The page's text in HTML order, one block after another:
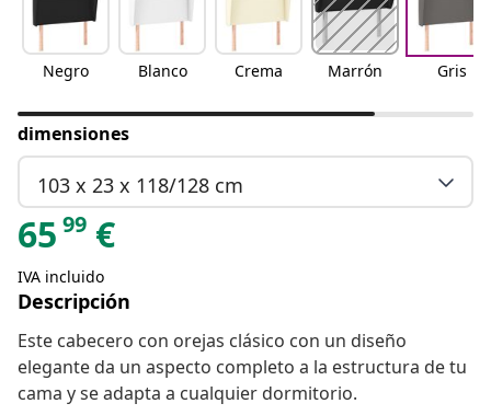
Negro Blanco Crema Marrón Gris
dimensiones
103 x 23 x 118/128 cm
65 99 €
IVA incluido
Descripción
Este cabecero con orejas clásico con un diseño
elegante da un aspecto completo a la estructura de tu
cama y se adapta a cualquier dormitorio.